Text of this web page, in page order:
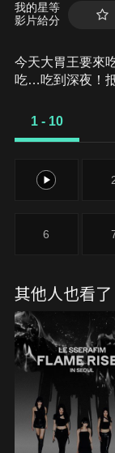
我的星等
影片給分
今天大胃王要來
吃…吃到深夜！
1 - 10
1
6
其他人也看了